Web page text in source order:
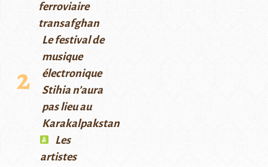
ferroviaire
transafghan
Le festival de
musique
électronique
Stihia n’aura
pas lieu au
Karakalpakstan
Les
artistes